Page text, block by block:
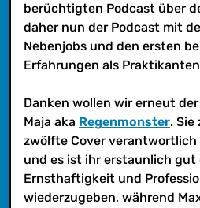
berüchtigten Podcast über
daher nun der Podcast mit
Nebenjobs und den ersten
Erfahrungen als
Danken wollen wir erneut
Maja aka Regenmonster.
zwölfte Cover verantwortlich
und es ist ihr erstaunlich gut
Ernsthaftigkeit und
wiederzugeben, während